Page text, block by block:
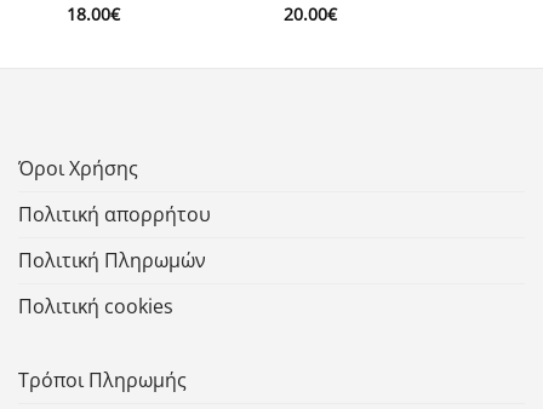
18.00€ 20.00€
Όροι Χρήσης
Πολιτική απορρήτου
Πολιτική Πληρωμών
Πολιτική cookies
Τρόποι Πληρωμής